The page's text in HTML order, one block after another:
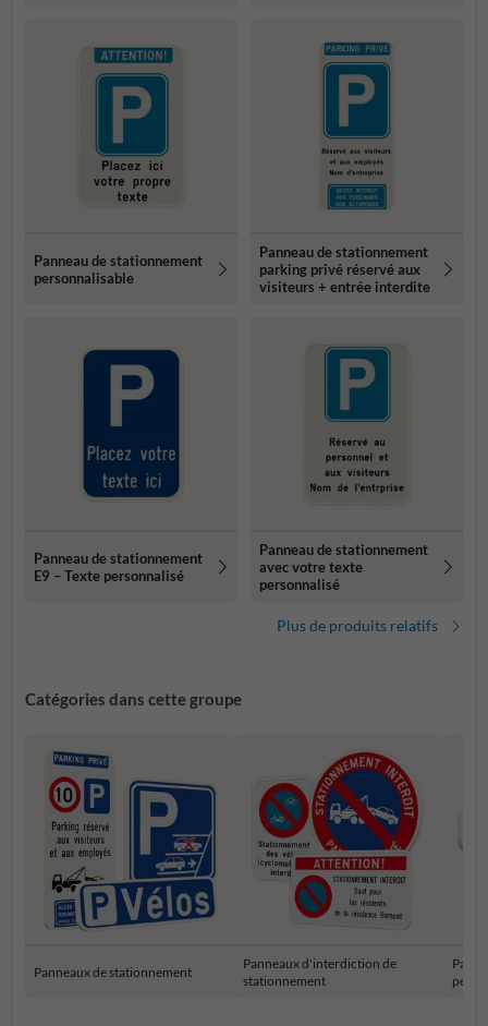
Panneau de stationnement
personnalisable
Panneau de stationnement
parking privé réservé aux
visiteurs + entrée interdite
Panneau de stationnement
E9 – Texte personnalisé
Panneau de stationnement
avec votre texte
personnalisé
Plus de produits relatifs
Catégories dans cette groupe
Panneaux de stationnement
Panneaux d'interdiction de
stationnement